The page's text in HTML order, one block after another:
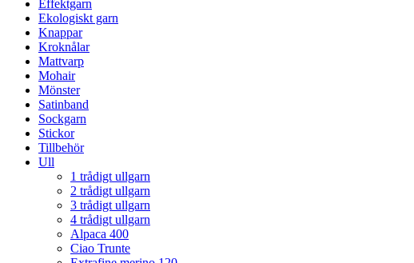
Effektgarn
Ekologiskt garn
Knappar
Kroknålar
Mattvarp
Mohair
Mönster
Satinband
Sockgarn
Stickor
Tillbehör
Ull
1 trådigt ullgarn
2 trådigt ullgarn
3 trådigt ullgarn
4 trådigt ullgarn
Alpaca 400
Ciao Trunte